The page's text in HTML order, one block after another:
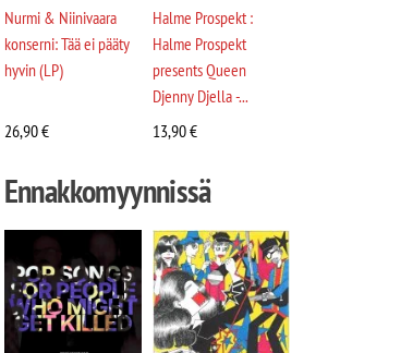
Nurmi & Niinivaara
konserni: Tää ei pääty
hyvin (LP)
26,90€
Halme Prospekt :
Halme Prospekt
presents Queen
Djenny Djella -...
13,90€
Ennakkomyynnissä